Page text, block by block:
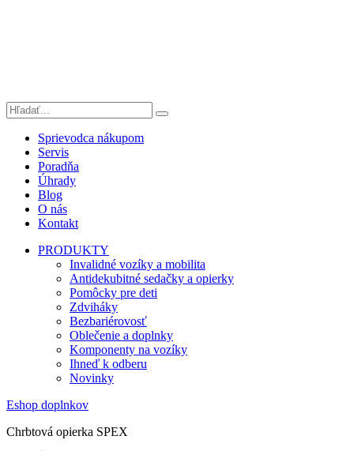
Sprievodca nákupom
Servis
Poradňa
Úhrady
Blog
O nás
Kontakt
PRODUKTY
Invalidné vozíky a mobilita
Antidekubitné sedačky a opierky
Pomôcky pre deti
Zdviháky
Bezbariérovosť
Oblečenie a doplnky
Komponenty na vozíky
Ihneď k odberu
Novinky
Eshop doplnkov
Chrbtová opierka SPEX